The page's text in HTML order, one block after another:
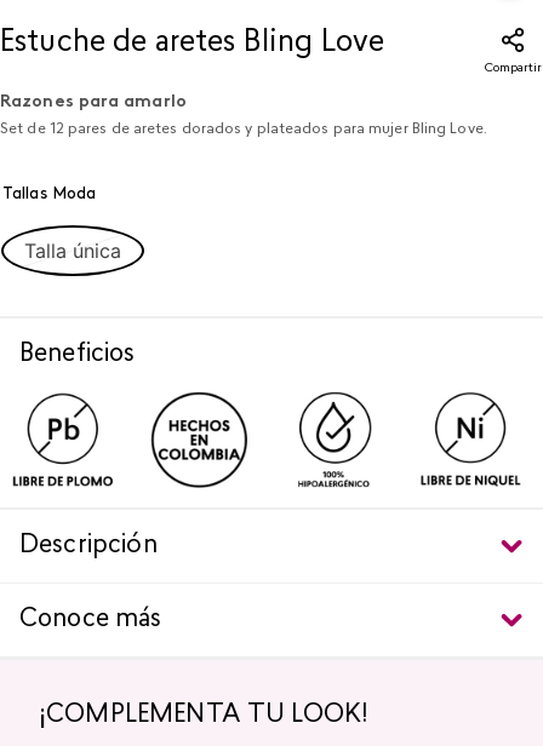
Estuche de aretes Bling Love
Compartir
Razones para amarlo
Set de 12 pares de aretes dorados y plateados para mujer Bling Love.
Tallas Moda
Talla única
Beneficios
Descripción
Conoce más
¡COMPLEMENTA TU LOOK!